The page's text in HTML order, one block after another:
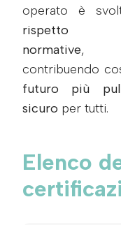
operato è
rispetto
normative,
contribuendo
futuro più
sicuro per tutti.
Elenco